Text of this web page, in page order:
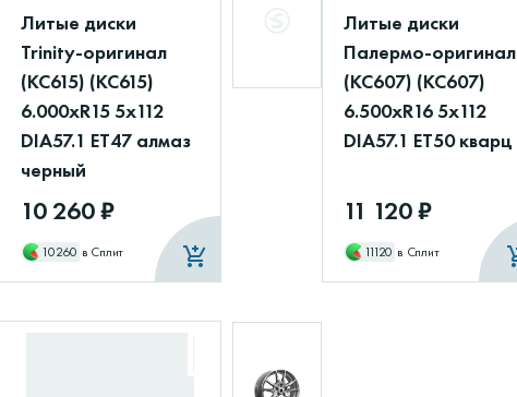
Литые диски
Trinity-оригинал
(КС615) (КС615)
6.000xR15 5x112
DIA57.1 ET47 алмаз
черный
10 260 ₽
10260 в Сплит
Литые диски
Палермо-оригинал
(КС607) (КС607)
6.500xR16 5x112
DIA57.1 ET50 кварц
11 120 ₽
11120 в Сплит